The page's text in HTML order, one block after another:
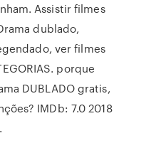
Assistir filmes
dublado,
ver filmes
porque
DUBLADO gratis,
IMDb: 7.0 2018